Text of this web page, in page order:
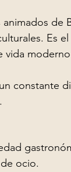
animados
Es
vida
constante
ocio.